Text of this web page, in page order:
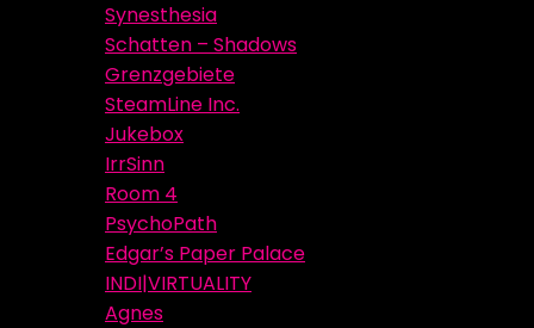
Synesthesia
Schatten – Shadows
Grenzgebiete
SteamLine Inc.
Jukebox
IrrSinn
Room 4
PsychoPath
Edgar’s Paper Palace
INDI|VIRTUALITY
Agnes